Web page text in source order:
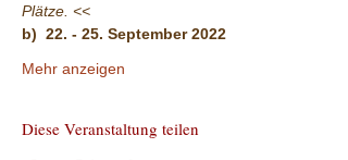
Plätze. <<
b)  22. - 25. September 2022
Mehr anzeigen
Diese Veranstaltung teilen